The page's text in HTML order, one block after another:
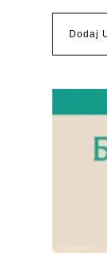
Dodaj